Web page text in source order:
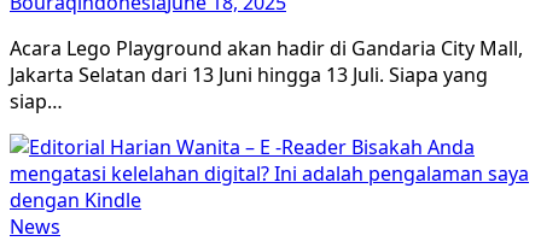
Acara Lego Playground akan hadir di Gandaria City Mall,
Jakarta Selatan dari 13 Juni hingga 13 Juli. Siapa yang
siap…
News